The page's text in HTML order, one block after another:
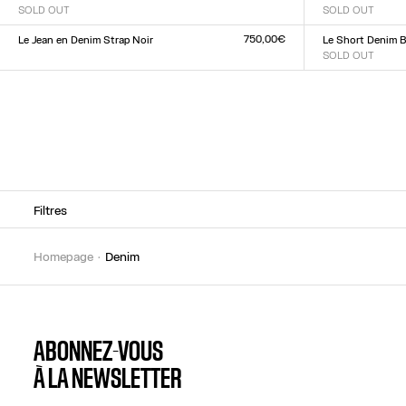
SOLD OUT
XXS
LXL XXL
SOLD OUT
23 24 2627 28 29
Le Jean en Denim Strap Noir
23242526272829303132
750,00€
Le Short Denim
SOLD OUT
Filtres
homepage denim
ABONNEZ-VOUS
À LA NEWSLETTER